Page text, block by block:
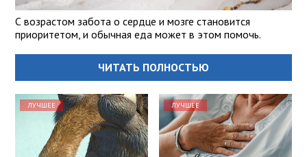
С возрастом забота о сердце и мозге становится
приоритетом, и обычная еда может в этом помочь.
ЧИТАТЬ ПОЛНОСТЬЮ
ЛУЧШЕЕ ЛУЧШЕЕ